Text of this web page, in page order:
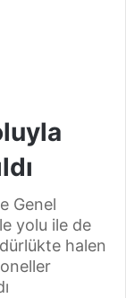
Genel
yolu ile de
halen